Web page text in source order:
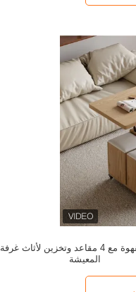
طاولة القهوة مع 4 مقاعد وتخزين لأثاث غرفة
المعيشة